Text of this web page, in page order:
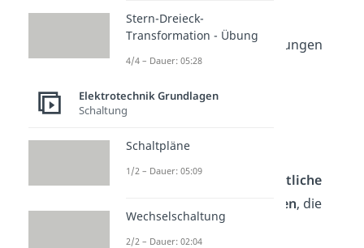
DieFormelndieser Spannungen
sind:
Die Stromstärke
zeitliche
Ladungen, die
einen Leiter durchfließen.
Stern-Dreieck-
Transformation - Übung
4/4 – Dauer: 05:28
Elektrotechnik Grundlagen
Schaltung
Schaltpläne
1/2 – Dauer: 05:09
Wechselschaltung
2/2 – Dauer: 02:04